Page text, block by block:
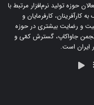
حوزه‌ تولید نرم‌افزار مرتبط با
کارآفرینان، کارفرمایان و
و رضایت بیشتری در حوزه‌
انجمن جاواکاپ، گسترش کمّی و
ایران است.